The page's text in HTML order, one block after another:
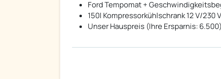
Ford Tempomat +
150l Kompressorkühlschrank 12 V/230 V
Unser Hauspreis (Ihre Ersparnis: 6.500)